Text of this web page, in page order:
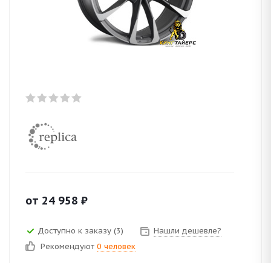
от 24 958 ₽
Доступно к заказу (3)
Нашли дешевле?
Рекомендуют 0 человек